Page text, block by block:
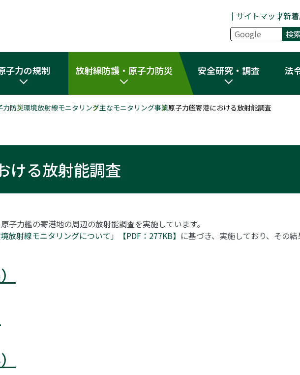
サイトマップ新
子力の規制 放射線防護・原子力防災 安全研究・調査 法
力防災環境放射線モニタリング主なモニタリング事業原子力艦寄港における放射能調査
ける放射能調査
子力艦の寄港地の周辺の放射能調査を実施しています。
放射線モニタリングについて」【PDF：277KB】 に基づき、実施しており、その結